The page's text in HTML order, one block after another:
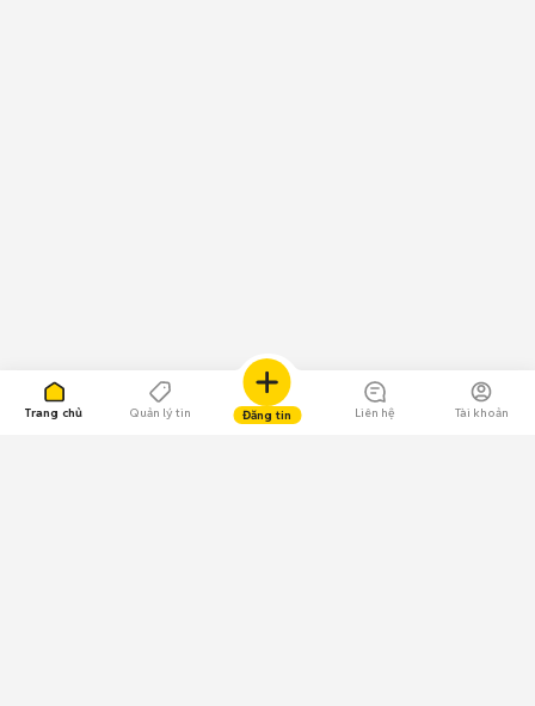
Trang chủ Quản lý tin Đăng tin Liên hệ Tài khoản